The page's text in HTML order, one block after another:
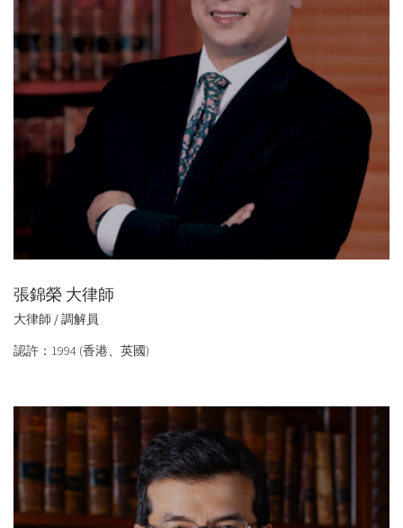
張錦榮 大律師
大律師 / 調解員
認許：1994 (香港、英國)